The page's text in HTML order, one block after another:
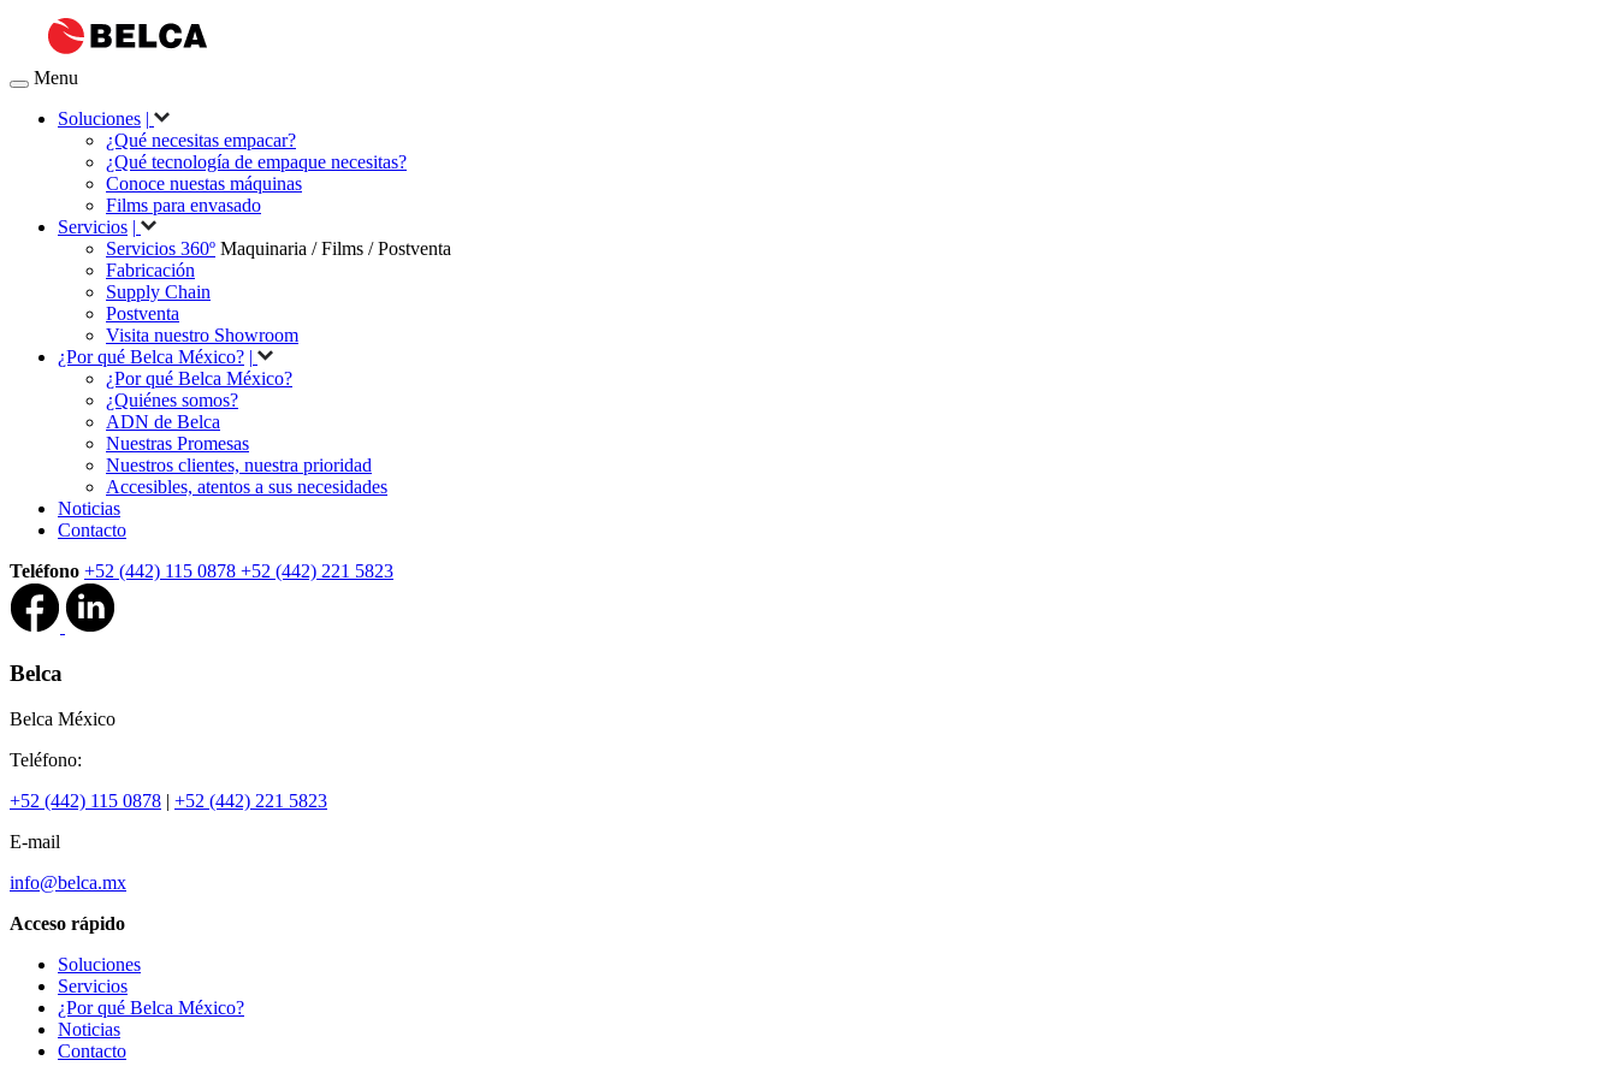
Menu
Soluciones |
¿Qué necesitas empacar?
¿Qué tecnología de empaque necesitas?
Conoce nuestas máquinas
Films para envasado
Servicios |
Servicios 360º Maquinaria / Films / Postventa
Fabricación
Supply Chain
Postventa
Visita nuestro Showroom
¿Por qué Belca México? |
¿Por qué Belca México?
¿Quiénes somos?
ADN de Belca
Nuestras Promesas
Nuestros clientes, nuestra prioridad
Accesibles, atentos a sus necesidades
Noticias
Contacto
Teléfono +52 (442) 115 0878 +52 (442) 221 5823
Belca
Belca México
Teléfono:
+52 (442) 115 0878 | +52 (442) 221 5823
E-mail
info@belca.mx
Acceso rápido
Soluciones
Servicios
¿Por qué Belca México?
Noticias
Contacto